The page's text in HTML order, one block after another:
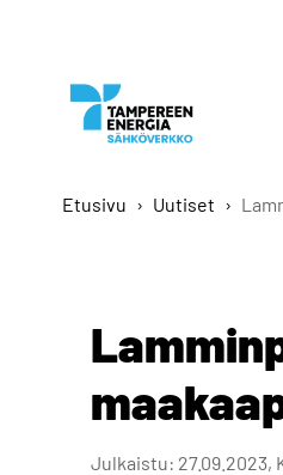
Etusivu › Uutiset ›
Julkaistu: 27.09.2023,